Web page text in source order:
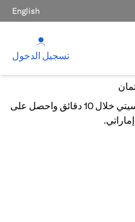
English
تسجيل الدخول